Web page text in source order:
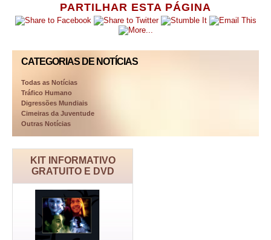
PARTILHAR ESTA PÁGINA
CATEGORIAS DE NOTÍCIAS
Todas as Notícias
Tráfico Humano
Digressões Mundiais
Cimeiras da Juventude
Outras Notícias
KIT INFORMATIVO
GRATUITO E DVD